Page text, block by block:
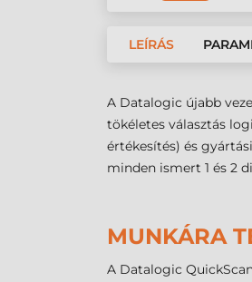
LEÍRÁS
A Datalogic újabb
tökéletes választás
értékesítés) és
minden ismert 1 és 2
MUNKÁRA
A Datalogic